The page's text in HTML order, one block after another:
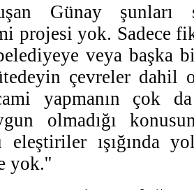
Günay şunları
projesi yok. Sadece
veya başka
çevreler dahil
yapmanın çok
olmadığı
eleştiriler ışığında
yok.''